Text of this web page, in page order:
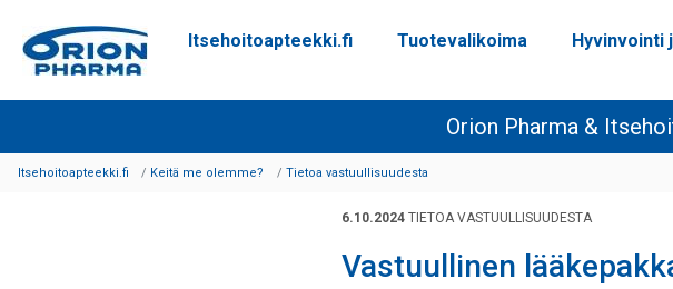
Siirry sisältöön
Itsehoitoapteekki.fi Tuotevalikoima Hyvinvointi
Orion Pharma &
Itsehoitoapteekki.fi Keitä me olemme? Tietoa vastuullisuudesta
6.10.2024 TIETOA VASTUULLISUUDESTA
Vastuullinen